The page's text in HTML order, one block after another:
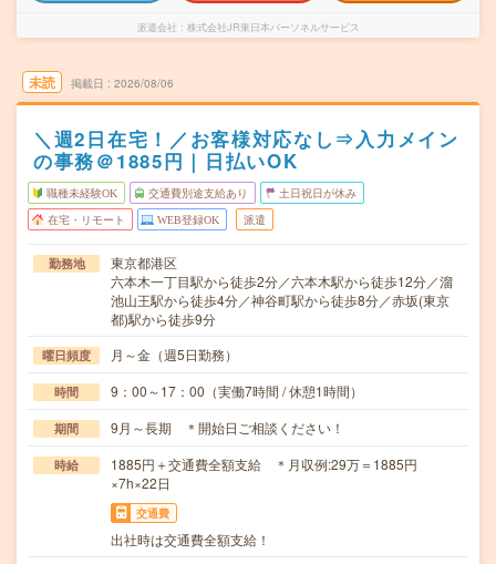
派遣会社 株式会社JR東日本パーソネルサービス
未読 掲載日 2026/08/06
＼週2日在宅！／お客様対応なし⇒入力メイン
の事務＠1885円｜日払いOK
職種未経験OK 交通費別途支給あり 土日祝日が休み
在宅・リモート WEB登録OK 派遣
勤務地
東京都港区
六本木一丁目駅から徒歩2分／六本木駅から徒歩12分／溜
池山王駅から徒歩4分／神谷町駅から徒歩8分／赤坂(東京
都)駅から徒歩9分
曜日頻度 月～金（週5日勤務）
時間 9：00～17：00（実働7時間 / 休憩1時間）
期間 9月～長期 ＊開始日ご相談ください！
時給
1885円＋交通費全額支給 ＊月収例:29万＝1885円
×7h×22日
交通費
出社時は交通費全額支給！